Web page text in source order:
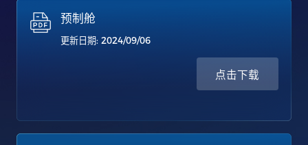
预制舱
更新日期: 2024/09/06
点击下载